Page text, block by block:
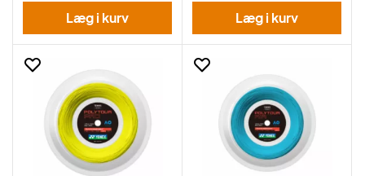
Læg i kurv Læg i kurv